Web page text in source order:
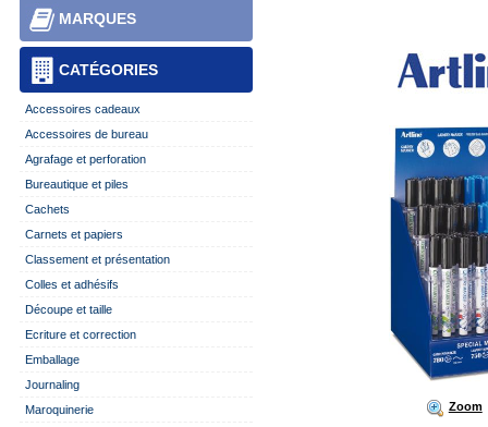
CATÉGORIES
MARQUES
Accessoires cadeaux
Accessoires de bureau
Agrafage et perforation
Bureautique et piles
Cachets
Carnets et papiers
Classement et présentation
Colles et adhésifs
Découpe et taille
Ecriture et correction
Emballage
Journaling
Maroquinerie
Zoom